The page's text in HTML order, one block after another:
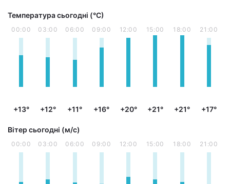
Температура сьогодні (°С)
00:00
+13°
03:00
+12°
06:00
+11°
09:00
+16°
12:00
+20°
15:00
+21°
18:00
+21°
21:00
+17°
Вітер сьогодні (м/с)
00:00 03:00 06:00 09:00 12:00 15:00 18:00 21:00